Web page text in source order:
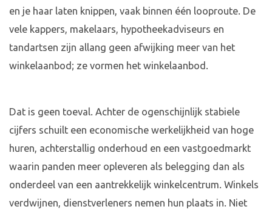
en je haar laten knippen, vaak binnen één looproute. De
vele kappers, makelaars, hypotheekadviseurs en
tandartsen zijn allang geen afwijking meer van het
winkelaanbod; ze vormen het winkelaanbod.
Dat is geen toeval. Achter de ogenschijnlijk stabiele
cijfers schuilt een economische werkelijkheid van hoge
huren, achterstallig onderhoud en een vastgoedmarkt
waarin panden meer opleveren als belegging dan als
onderdeel van een aantrekkelijk winkelcentrum. Winkels
verdwijnen, dienstverleners nemen hun plaats in. Niet